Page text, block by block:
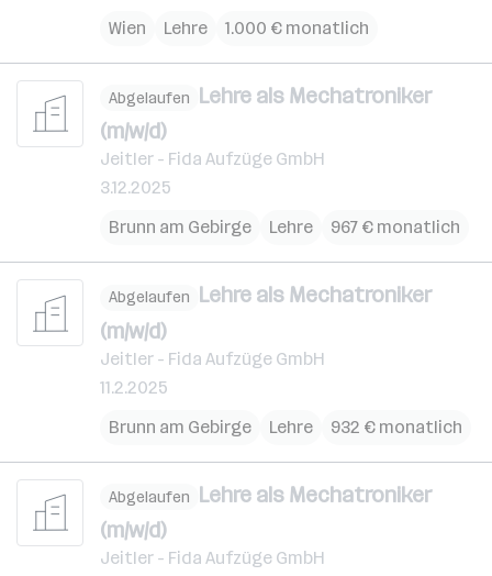
Wien
Lehre 1.000 € monatlich
Abgelaufen Lehre als Mechatroniker
(m/w/d)
Jeitler - Fida Aufzüge GmbH
3.12.2025
Brunn am Gebirge
Lehre 967 € monatlich
Abgelaufen Lehre als Mechatroniker
(m/w/d)
Jeitler - Fida Aufzüge GmbH
11.2.2025
Brunn am Gebirge
Lehre 932 € monatlich
Abgelaufen Lehre als Mechatroniker
(m/w/d)
Jeitler - Fida Aufzüge GmbH